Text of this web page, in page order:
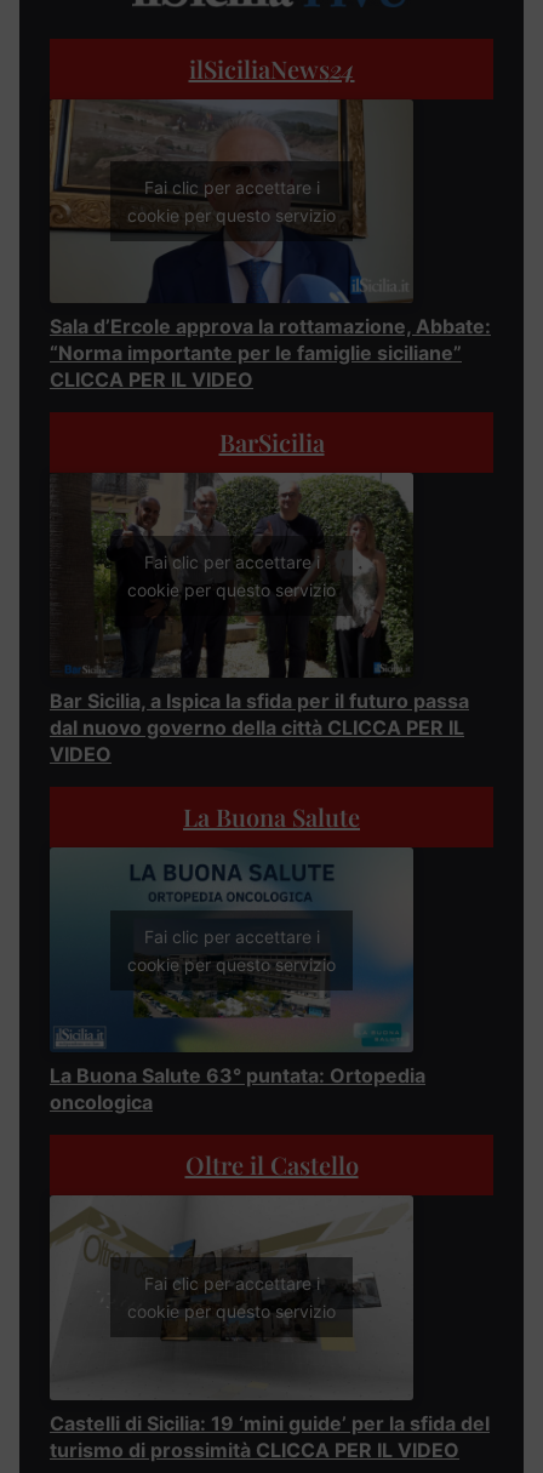
ilSiciliaNews24
Fai clic per accettare i
cookie per questo servizio
Sala d’Ercole approva la rottamazione, Abbate:
“Norma importante per le famiglie siciliane”
CLICCA PER IL VIDEO
BarSicilia
Fai clic per accettare i
cookie per questo servizio
Bar Sicilia, a Ispica la sfida per il futuro passa
dal nuovo governo della città CLICCA PER IL
VIDEO
La Buona Salute
Fai clic per accettare i
cookie per questo servizio
La Buona Salute 63° puntata: Ortopedia
oncologica
Oltre il Castello
Fai clic per accettare i
cookie per questo servizio
Castelli di Sicilia: 19 ‘mini guide’ per la sfida del
turismo di prossimità CLICCA PER IL VIDEO